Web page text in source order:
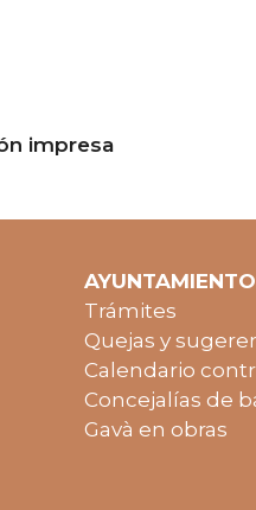
impresa
AYUNTAMIENTO
Trámites
Quejas y
Calendario
Concejalías de
Gavà en obras